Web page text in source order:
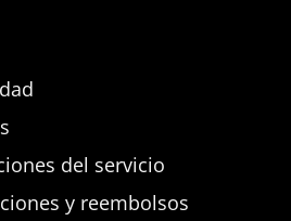
del servicio
y reembolsos